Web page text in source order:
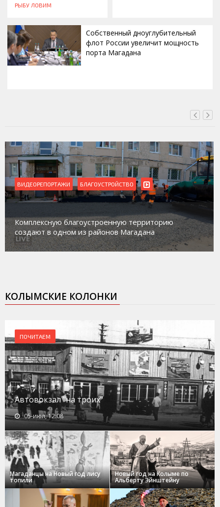
РЫБУ ЛОВИМ
Собственный дноуглубительный
флот России увеличит мощность
порта Магадана
ВИДЕОРЕПОРТАЖИ БЛАГОУСТРОЙСТВО
Комплексную благоустроенную территорию
создают в одном из районов Магадана
КОЛЫМСКИЕ КОЛОНКИ
ПОЧИТАЕМ
Автовокзал "на троих"
05-июл, 12:08
Магаданцы на Новый год лису
топили
Новый год на Колыме по
Альберту Эйнштейну